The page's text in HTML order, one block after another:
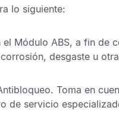
lo siguiente:
el Módulo ABS, a fin de
desgaste u
. Toma en
de servicio